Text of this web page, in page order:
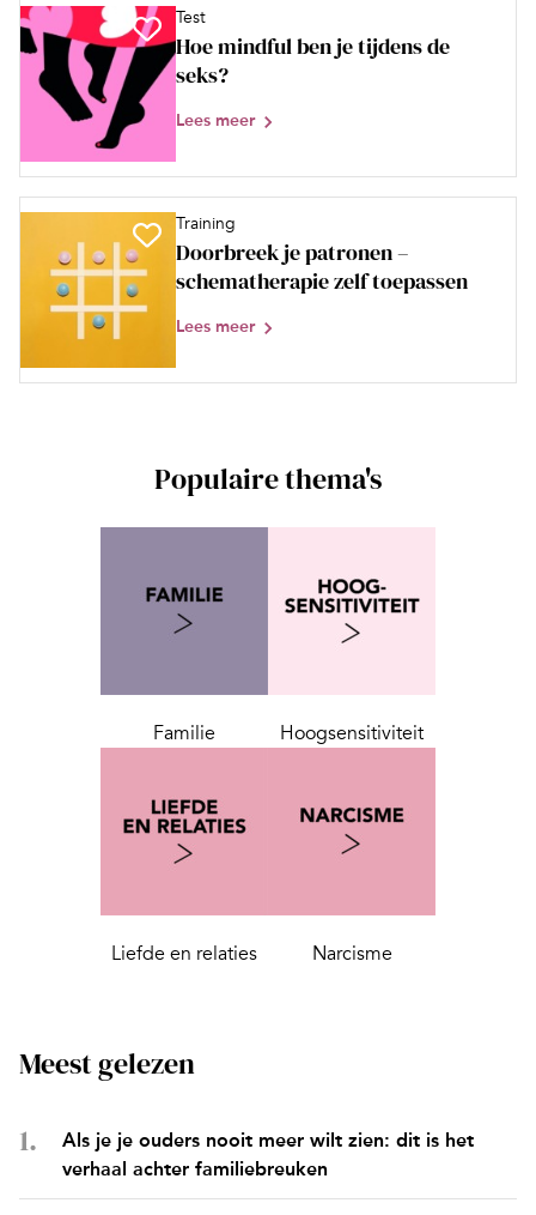
Test
Hoe mindful ben je tijdens de
seks?
Lees meer
Training
Doorbreek je patronen –
schematherapie zelf toepassen
Lees meer
Populaire thema's
Familie Hoogsensitiviteit
Liefde en relaties Narcisme
Meest gelezen
Als je je ouders nooit meer wilt zien: dit is het
verhaal achter familiebreuken